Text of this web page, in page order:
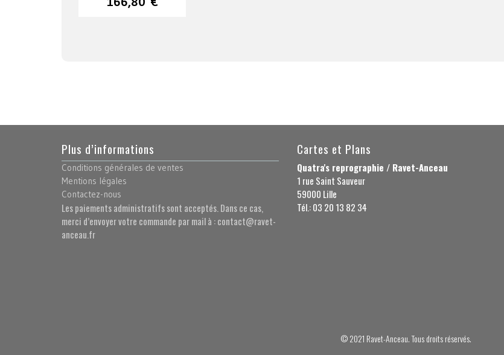
Plus d’informations
Conditions générales de ventes
Mentions légales
Contactez-nous
Les paiements administratifs sont acceptés. Dans ce cas,
merci d’envoyer votre commande par mail à : contact@ravet-
anceau.fr
Cartes et Plans
Quatra's reprographie / Ravet-Anceau
1 rue Saint Sauveur
59000 Lille
Tél.: 03 20 13 82 34
© 2021 Ravet-Anceau. Tous droits réservés.